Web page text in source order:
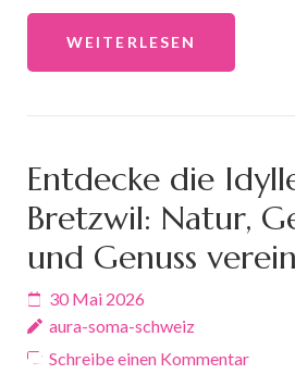
WEITERLESEN
Entdecke die
Bretzwil: Natur,
und Genuss
30 Mai 2026
aura-soma-schweiz
Schreibe einen Kommentar